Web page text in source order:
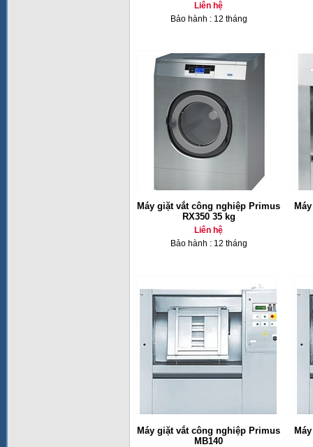
Liên hệ
Bảo hành : 12 tháng
Máy giặt vắt công nghiệp Primus
RX350 35 kg
Liên hệ
Bảo hành : 12 tháng
Máy giặt vắt công nghiệp Primus
MB140